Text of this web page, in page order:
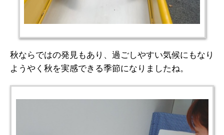
秋ならではの発見もあり、過ごしやすい気候にもなり
ようやく秋を実感できる季節になりましたね。